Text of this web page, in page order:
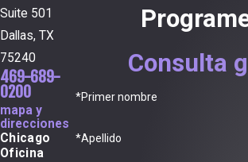
Consulta
*Primer nombre
*Apellido
Suite 501
Dallas, TX
75240
469-689-
0200
mapa y
direcciones
Chicago
Oficina